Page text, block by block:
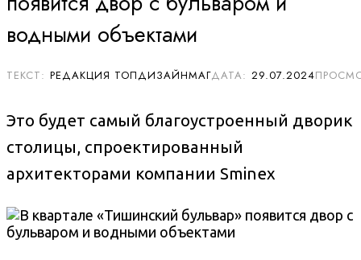
водными объектами
РЕДАКЦИЯ ТОПДИЗАЙНМАГ 29.07.2024
Это будет самый благоустроенный дворик
столицы, спроектированный
архитекторами компании Sminex